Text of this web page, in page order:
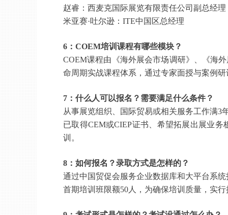
赵睿：西麦克国际展览有限责任公司副总经理
米亚赛·吐尔逊：ITE中国区总经理
6：COEM培训课程有哪些模块？
COEM课程由《海外展会市场调研》、《海
命周期实战课程体系 ， 通过专家面授与案例
7：什么人可以报名？需要满足什么条件？
从事展览组织、国际贸易或相关服务工作满3
已取得CEM或CIEP证书、希望拓展出展业
训。
8：如何报名？录取方式是怎样的？
通过中国贸促会服务企业数据库和大平台系
首期培训班限额50人，为确保培训质量，实